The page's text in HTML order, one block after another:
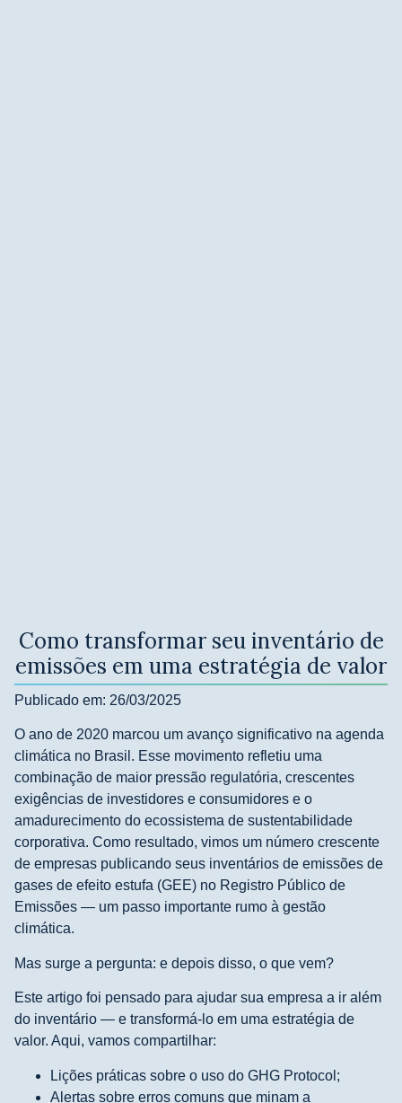
Como transformar seu inventário de
emissões em uma estratégia de valor
Publicado em: 26/03/2025
O ano de 2020 marcou um avanço significativo na agenda
climática no Brasil. Esse movimento refletiu uma
combinação de maior pressão regulatória, crescentes
exigências de investidores e consumidores e o
amadurecimento do ecossistema de sustentabilidade
corporativa. Como resultado, vimos um número crescente
de empresas publicando seus inventários de emissões de
gases de efeito estufa (GEE) no Registro Público de
Emissões — um passo importante rumo à gestão
climática.
Mas surge a pergunta: e depois disso, o que vem?
Este artigo foi pensado para ajudar sua empresa a ir além
do inventário — e transformá-lo em uma estratégia de
valor. Aqui, vamos compartilhar:
Lições práticas sobre o uso do GHG Protocol;
Alertas sobre erros comuns que minam a